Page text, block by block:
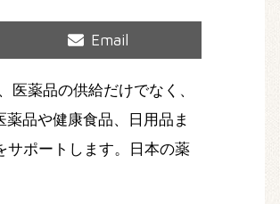
Share
Email
薬品の供給だけでなく、
品や健康食品、日用品ま
サポートします。日本の薬